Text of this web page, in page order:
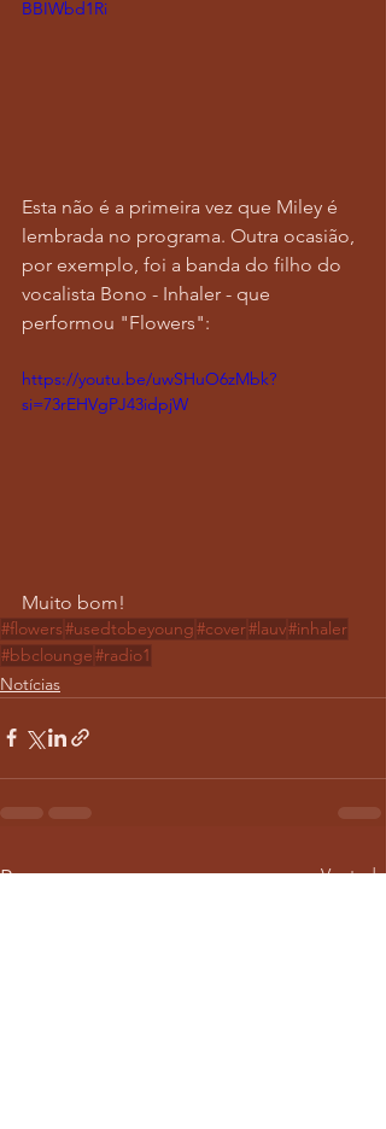
BBIWbd1Ri
Esta não é a primeira vez que Miley é
lembrada no programa. Outra ocasião,
por exemplo, foi a banda do filho do
vocalista Bono - Inhaler - que
performou "Flowers":
https://youtu.be/uwSHuO6zMbk?
si=73rEHVgPJ43idpjW
Muito bom!
#flowers#usedtobeyoung#cover#lauv#inhaler
#bbclounge#radio1
Notícias
Posts recentes Ver tudo